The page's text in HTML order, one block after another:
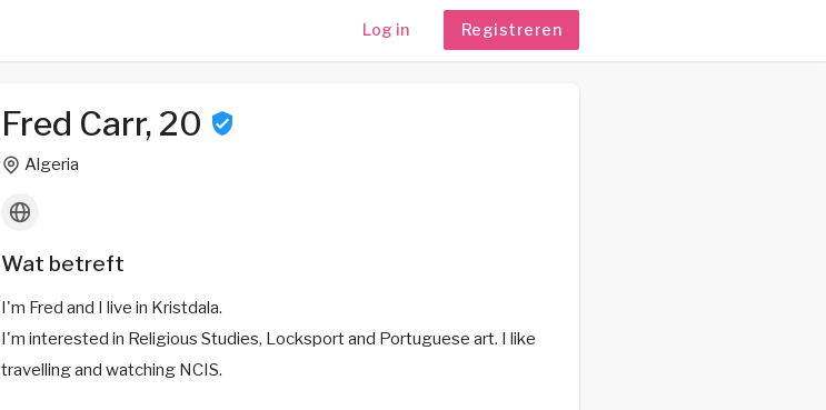
Log in Registreren
Fred Carr, 20
Algeria
Wat betreft
I'm Fred and I live in Kristdala.
I'm interested in Religious Studies, Locksport and Portuguese art. I like
travelling and watching NCIS.